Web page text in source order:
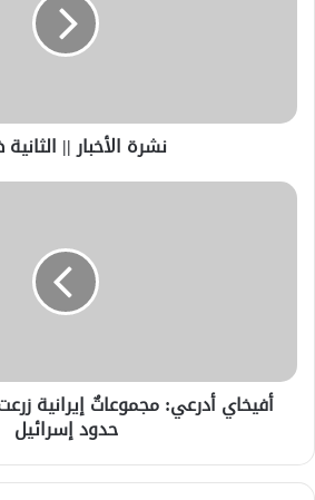
نشرة الأخبار ||
أفيخاي أدرعي: مجموعاتٌ إيرانية
حدود إسرائيل